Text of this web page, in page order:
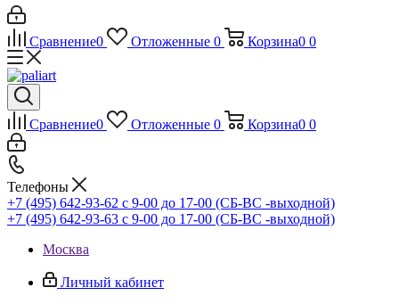
Сравнение0 Отложенные 0 Корзина0 0
Сравнение0 Отложенные 0 Корзина0 0
Телефоны
+7 (495) 642-93-62 c 9-00 до 17-00 (СБ-ВС -выходной)
+7 (495) 642-93-63 c 9-00 до 17-00 (СБ-ВС -выходной)
Москва
Личный кабинет